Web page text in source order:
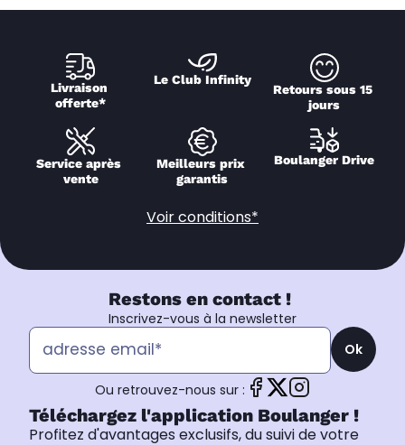
Livraison
offerte*
Le Club Infinity
Retours sous 15
jours
Service après
vente
Meilleurs prix
garantis
Boulanger Drive
Voir conditions*
Restons en contact !
Inscrivez-vous à la newsletter
Ok
Ou retrouvez-nous sur :
Téléchargez l'application Boulanger !
Profitez d'avantages exclusifs, du suivi de votre